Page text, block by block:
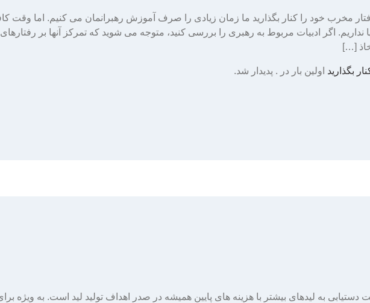
مخرب خود را کنار بگذارید ما زمان زیادی را صرف آموزش رهبرانمان می کنیم. اما وقت
اگر ادبیات مربوط به رهبری را بررسی کنید، متوجه می شوید که تمرکز آنها بر
[…]
بگذارید اولین بار در . پدیدار شد.
دستیابی به لیدهای بیشتر با هزینه های پایین همیشه در صدر اهداف تولید لید است. به ویژه